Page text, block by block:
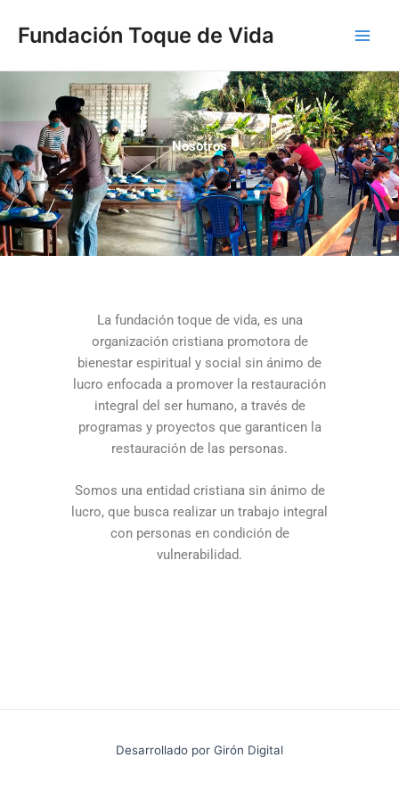
Fundación Toque de Vida
Nosotros
La fundación toque de vida, es una
organización cristiana promotora de
bienestar espiritual y social sin ánimo de
lucro enfocada a promover la restauración
integral del ser humano, a través de
programas y proyectos que garanticen la
restauración de las personas.
Somos una entidad cristiana sin ánimo de
lucro, que busca realizar un trabajo integral
con personas en condición de
vulnerabilidad.
Desarrollado por Girón Digital